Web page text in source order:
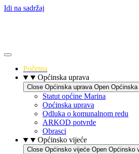
Idi na sadržaj
Početna
Općinska uprava
Close Općinska uprava Open Općinska
Statut općine Marina
Općinska uprava
Odluka o komunalnom redu
ARKOD potvrde
Obrasci
Općinsko vijeće
Close Općinsko vijeće Open Općinsko